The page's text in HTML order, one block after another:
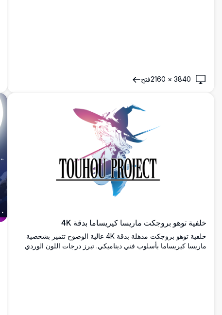
3840
×
2160فتح
خلفية توهو بروجكت ماريسا كيريساما بدقة 4K
خلفية توهو بروجكت مذهلة بدقة 4K عالية الوضوح تتميز بشخصية
ماريسا كيريساما بأسلوب فني ديناميكي. تبرز درجات اللون الوردي